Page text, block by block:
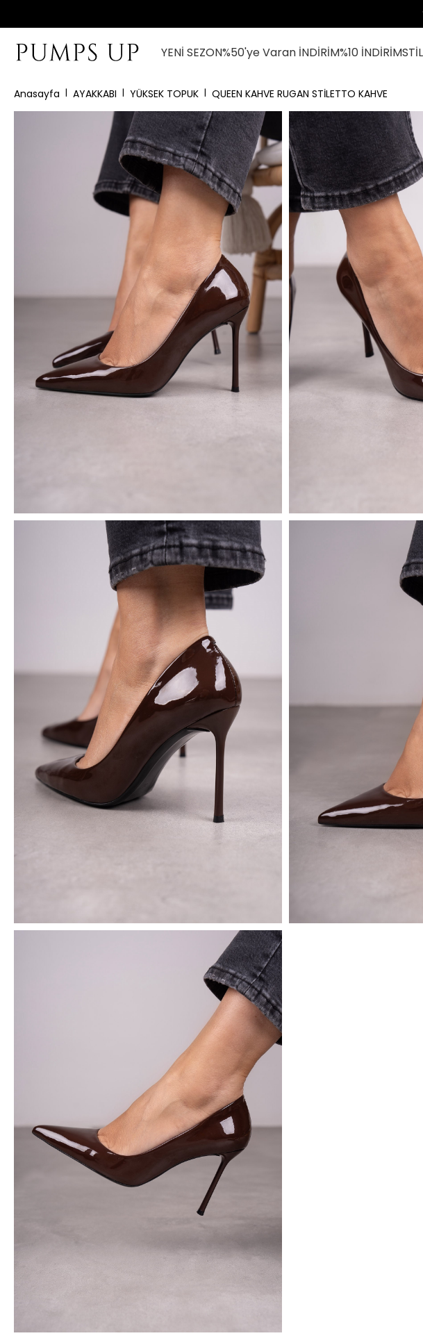
YENİ SEZON%50'ye Varan İNDİRİM%10 İNDİRİM
Anasayfa AYAKKABI YÜKSEK TOPUK QUEEN KAHVE RUGAN STİLETTO KAHVE